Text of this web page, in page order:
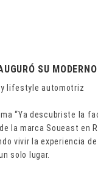
SU
y lifestyle automotriz
“Ya descubriste
la marca Soueast en
vivir la experiencia
solo lugar.